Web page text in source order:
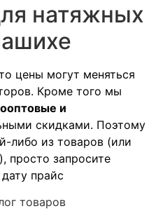
натяжных
цены могут меняться
Кроме того мы
и
скидками. Поэтому
либо из товаров (или
просто запросите
прайс
товаров